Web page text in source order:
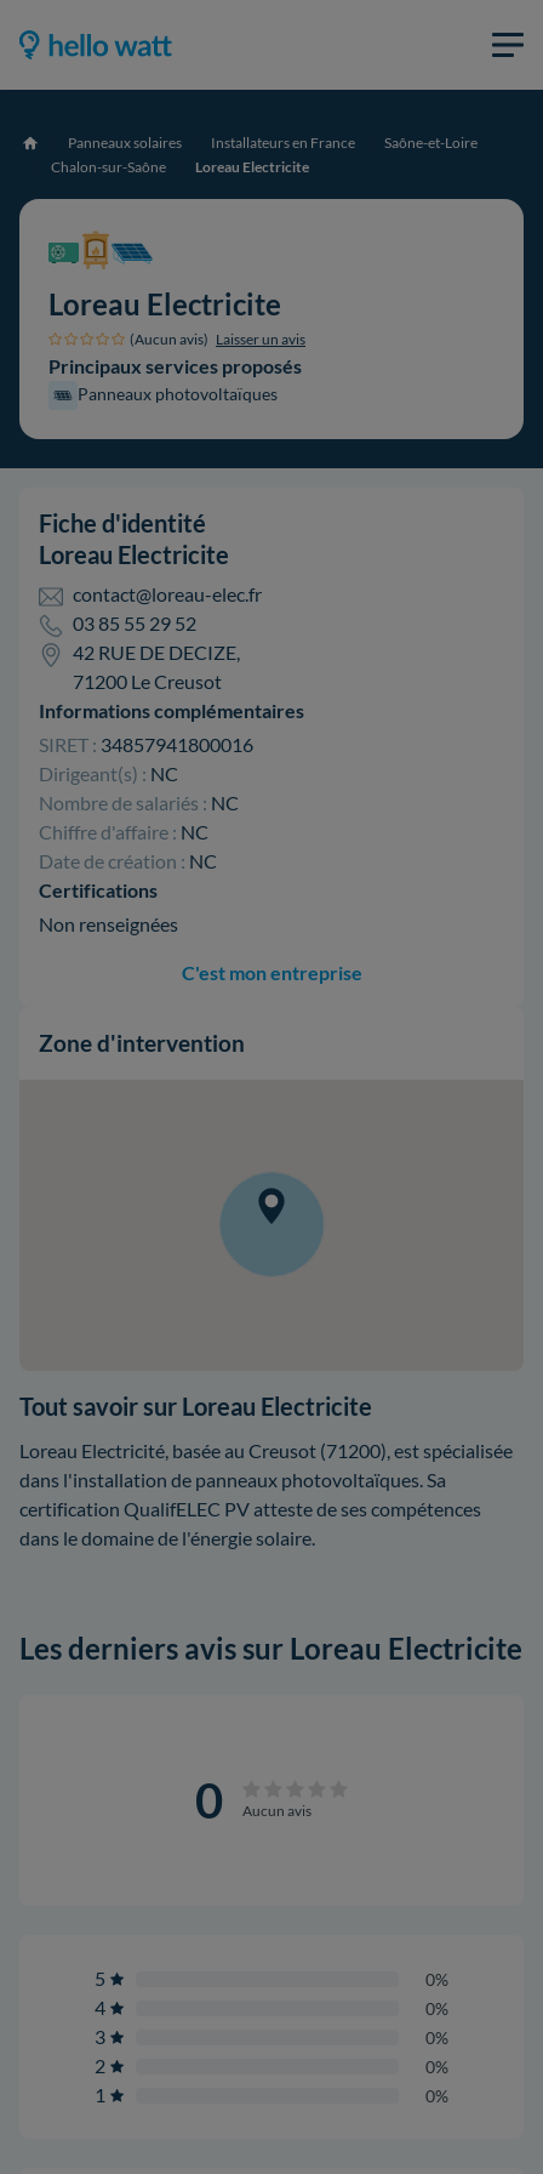
Accueil Panneaux solaires Installateurs en France
Saône-et-Loire
Chalon-sur-Saône
Loreau Electricite
Loreau Electricite
(Aucun avis) Laisser un avis
Principaux services proposés
Panneaux photovoltaïques
Fiche d'identité
Loreau Electricite
contact@loreau-elec.fr
03 85 55 29 52
42 RUE DE DECIZE,
71200 Le Creusot
Informations complémentaires
SIRET : 34857941800016
Dirigeant(s) : NC
Nombre de salariés : NC
Chiffre d'affaire : NC
Date de création : NC
Certifications
Non renseignées
C'est mon entreprise
Zone d'intervention
Tout savoir sur Loreau Electricite
Loreau Electricité, basée au Creusot (71200), est spécialisée
dans l'installation de panneaux photovoltaïques. Sa
certification QualifELEC PV atteste de ses compétences
dans le domaine de l'énergie solaire.
Les derniers avis sur Loreau Electricite
0 Aucun avis
5 0%
4 0%
3 0%
2 0%
1 0%